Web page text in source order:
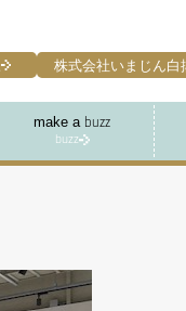
make a buzz
buzz
株式会社いまじん白